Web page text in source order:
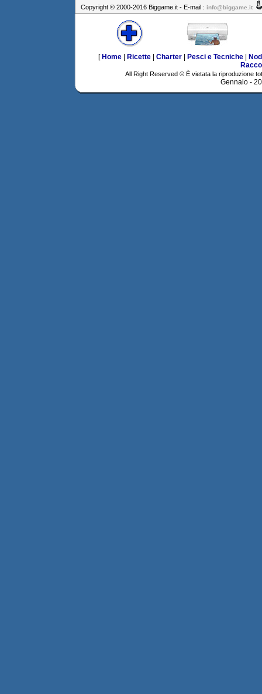
Copyright © 2000-2016 Biggame.it - E-mail : info@biggame.it
[ Home| Ricette| Charter| Pesci e Tecniche|
All Right Reserved © È vietata la riproduzione
Gennaio -